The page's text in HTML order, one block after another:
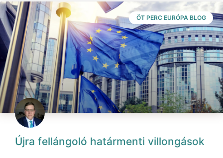
ÖT PERC EURÓPA BLOG
Újra fellángoló határmenti villongások